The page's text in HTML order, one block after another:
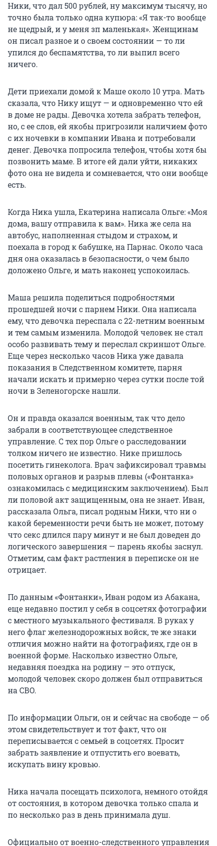
Ники, что дал 500 рублей, ну максимум тысячу, но
точно была только одна купюра: «Я так-то вообще
не щедрый, и у меня зп маленькая». Женщинам
он писал разное и о своем состоянии — то ли
упился до беспамятства, то ли выпил всего
ничего.
Дети приехали домой к Маше около 10 утра. Мать
сказала, что Нику ищут — и одновременно что ей
в доме не рады. Девочка хотела забрать телефон,
но, с ее слов, ей якобы пригрозили наличием фото
с их ночевки в компании Ивана и потребовали
денег. Девочка попросила телефон, чтобы хотя бы
позвонить маме. В итоге ей дали уйти, никаких
фото она не видела и сомневается, что они вообще
есть.
Когда Ника ушла, Екатерина написала Ольге: «Моя
дома, вашу отправила к вам». Ника же села на
автобус, наполненная стыдом и страхом, и
поехала в город к бабушке, на Парнас. Около часа
дня она оказалась в безопасности, о чем было
доложено Ольге, и мать наконец успокоилась.
Маша решила поделиться подробностями
прошедшей ночи с парнем Ники. Она написала
ему, что девочка переспала с 22-летним военным
и тем самым изменила. Молодой человек не стал
особо развивать тему и переслал скриншот Ольге.
Еще через несколько часов Ника уже давала
показания в Следственном комитете, парня
начали искать и примерно через сутки после той
ночи в Зеленогорске нашли.
Он и правда оказался военным, так что дело
забрали в соответствующее следственное
управление. С тех пор Ольге о расследовании
толком ничего не известно. Нике пришлось
посетить гинеколога. Врач зафиксировал травмы
половых органов и разрыв плевы («Фонтанка»
ознакомилась с медицинским заключением). Был
ли половой акт защищенным, она не знает. Иван,
рассказала Ольга, писал родным Ники, что ни о
какой беременности речи быть не может, потому
что секс длился пару минут и не был доведен до
логического завершения — парень якобы заснул.
Отметим, сам факт растления в переписке он не
отрицает.
По данным «Фонтанки», Иван родом из Абакана,
еще недавно постил у себя в соцсетях фотографии
с местного музыкального фестиваля. В руках у
него флаг железнодорожных войск, те же знаки
отличия можно найти на фотографиях, где он в
военной форме. Насколько известно Ольге,
недавняя поездка на родину — это отпуск,
молодой человек скоро должен был отправиться
на СВО.
По информации Ольги, он и сейчас на свободе — об
этом свидетельствует и тот факт, что он
переписывается с семьей в соцсетях. Просит
забрать заявление и отпустить его воевать,
искупать вину кровью.
Ника начала посещать психолога, немного отойдя
от состояния, в котором девочка только спала и
по несколько раз в день принимала душ.
Официально от военно-следственного управления